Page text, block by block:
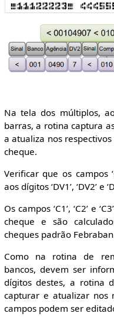
Na tela dos múltiplos,
barras, a rotina captura
a atualiza nos
cheque.
Verificar que os campos
aos dígitos ‘DV1’, ‘DV2’ e
Os campos ‘C1’, ‘C2’ e
cheque e são
cheques padrão
Como na rotina de
bancos, devem ser
dígitos destes, a rotina
capturar e atualizar nos
campos podem ser